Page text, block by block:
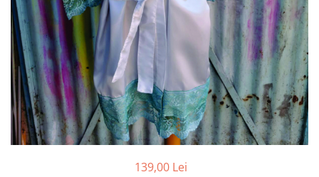
Pachete marturii
Pungi si cutii prajituri
Sticle si borcane
Cutii flori de hartie
Cutii flori de sapun
Cutii flori mixte
Cutii LUX
Aranjamente tematice
2025 Craciun
1 Martie
2020 Craciun si Anul Nou
139,00 Lei